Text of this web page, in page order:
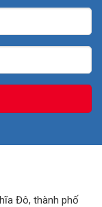
Đô, thành phố